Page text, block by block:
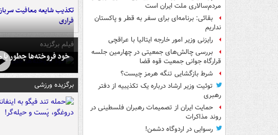
مردم‌سالاری ملت ایران است
بقائی: برنامه‌ای برای سفر به قطر و پاکستان
نداریم
رایزنی وزیر امور خارجه ایتالیا با عراقچی
بررسی چالش‌های جمعیتی در چهارمین جلسه
قرارگاه جوانی جمعیت قوه قضا
شرط بازگشایی تنگه هرمز چیست؟
توئیت وزیر ارشاد درباره یک تکذیبیه از دفتر
رهبری
حمایت ایران از تصمیمات رهبران فلسطینی در
روند مذاکرات
رسوایی در اردوگاه دشمن!
تکذیب شایعه معافیت
فراری
فیلم برگزیده
خود فروخته‌ها چطور
برگزیده ورزشی